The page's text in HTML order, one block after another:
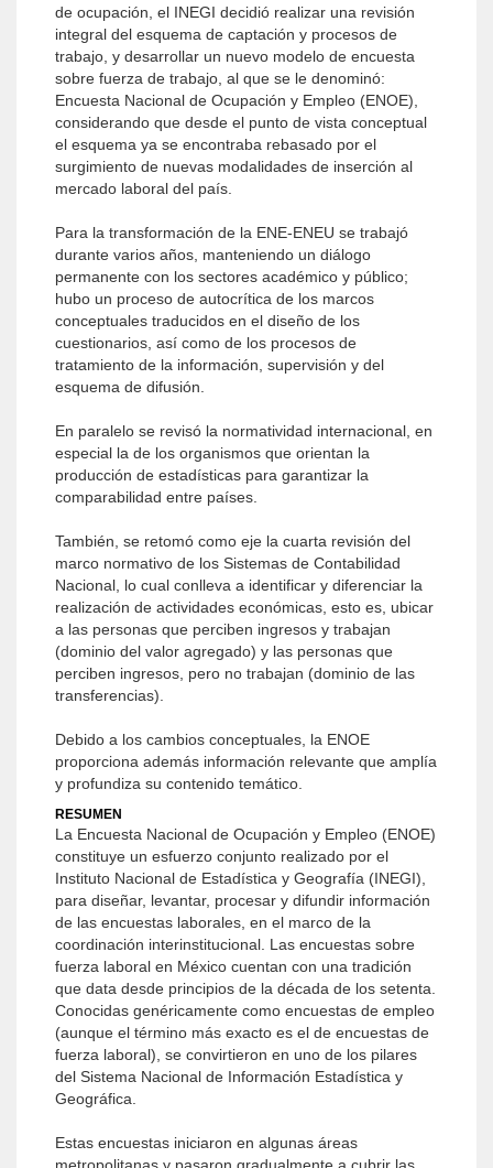
de ocupación, el INEGI decidió realizar una revisión
integral del esquema de captación y procesos de
trabajo, y desarrollar un nuevo modelo de encuesta
sobre fuerza de trabajo, al que se le denominó:
Encuesta Nacional de Ocupación y Empleo (ENOE),
considerando que desde el punto de vista conceptual
el esquema ya se encontraba rebasado por el
surgimiento de nuevas modalidades de inserción al
mercado laboral del país.
Para la transformación de la ENE-ENEU se trabajó
durante varios años, manteniendo un diálogo
permanente con los sectores académico y público;
hubo un proceso de autocrítica de los marcos
conceptuales traducidos en el diseño de los
cuestionarios, así como de los procesos de
tratamiento de la información, supervisión y del
esquema de difusión.
En paralelo se revisó la normatividad internacional, en
especial la de los organismos que orientan la
producción de estadísticas para garantizar la
comparabilidad entre países.
También, se retomó como eje la cuarta revisión del
marco normativo de los Sistemas de Contabilidad
Nacional, lo cual conlleva a identificar y diferenciar la
realización de actividades económicas, esto es, ubicar
a las personas que perciben ingresos y trabajan
(dominio del valor agregado) y las personas que
perciben ingresos, pero no trabajan (dominio de las
transferencias).
Debido a los cambios conceptuales, la ENOE
proporciona además información relevante que amplía
y profundiza su contenido temático.
RESUMEN
La Encuesta Nacional de Ocupación y Empleo (ENOE)
constituye un esfuerzo conjunto realizado por el
Instituto Nacional de Estadística y Geografía (INEGI),
para diseñar, levantar, procesar y difundir información
de las encuestas laborales, en el marco de la
coordinación interinstitucional. Las encuestas sobre
fuerza laboral en México cuentan con una tradición
que data desde principios de la década de los setenta.
Conocidas genéricamente como encuestas de empleo
(aunque el término más exacto es el de encuestas de
fuerza laboral), se convirtieron en uno de los pilares
del Sistema Nacional de Información Estadística y
Geográfica.
Estas encuestas iniciaron en algunas áreas